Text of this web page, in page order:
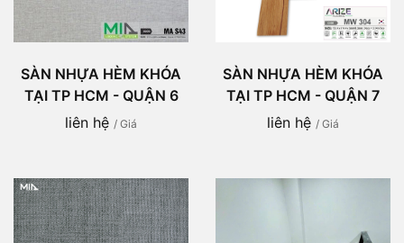
SÀN NHỰA HÈM KHÓA
TẠI TP HCM - QUẬN 6
liên hệ / Giá
SÀN NHỰA HÈM KHÓA
TẠI TP HCM - QUẬN 7
liên hệ / Giá